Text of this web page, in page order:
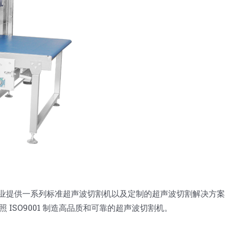
提供一系列标准超声波切割机以及定制的超声波切割解决方案
ISO9001 制造高品质和可靠的超声波切割机。